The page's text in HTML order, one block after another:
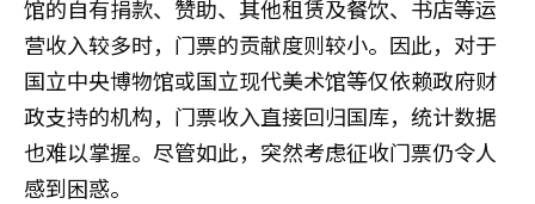
馆的自有捐款、赞助、其他租赁及餐饮、书店等运
营收入较多时，门票的贡献度则较小。因此，对于
国立中央博物馆或国立现代美术馆等仅依赖政府财
政支持的机构，门票收入直接回归国库，统计数据
也难以掌握。尽管如此，突然考虑征收门票仍令人
感到困惑。